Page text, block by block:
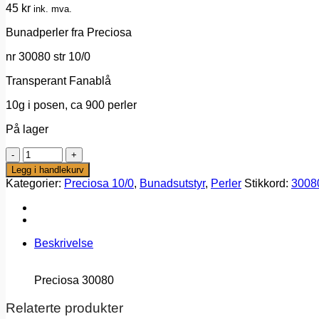
45 kr ink. mva.
Bunadperler fra Preciosa
nr 30080 str 10/0
Transperant Fanablå
10g i posen, ca 900 perler
På lager
Bunadperler
nr
30080
fra
Preciosa.
Nr
Fanablå
Legg i handlekurv
Kategorier: Preciosa 10/0, Bunadsutstyr, Perler Stikkord:
Beskrivelse
Preciosa 30080
Relaterte produkter